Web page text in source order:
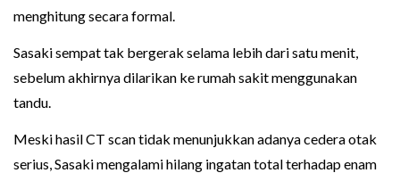
menghitung secara formal.
Sasaki sempat tak bergerak selama lebih dari satu menit,
sebelum akhirnya dilarikan ke rumah sakit menggunakan
tandu.
Meski hasil CT scan tidak menunjukkan adanya cedera otak
serius, Sasaki mengalami hilang ingatan total terhadap enam